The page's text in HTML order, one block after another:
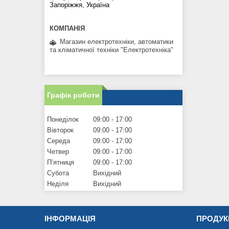
Запоріжжя, Україна
Магазин електротехніки, автоматики
та кліматичної техніки "Електротехніка"
Графік роботи
Понеділок 09:00
17:00
Вівторок
09:00
17:00
Середа
09:00
17:00
Четвер
09:00
17:00
Пʼятниця
09:00
17:00
Субота
Вихідний
Неділя
Вихідний
ІНФОРМАЦІЯ